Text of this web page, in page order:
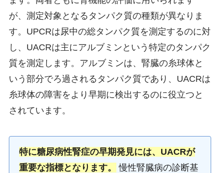
が、測定対象となるタンパク質の種類が異なりま
す。UPCRは尿中の総タンパク質を測定するのに対
し、UACRは主にアルブミンという特定のタンパク
質を測定します。アルブミンは、腎臓の糸球体と
いう部分でろ過されるタンパク質であり、UACRは
糸球体の障害をより早期に検出するのに役立つと
されています。
特に糖尿病性腎症の早期発見には、UACRが
重要な指標となります。
慢性腎臓病の診断基